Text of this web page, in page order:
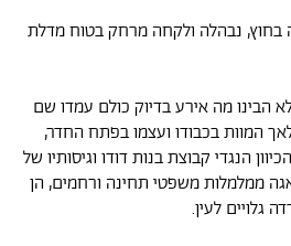
נבהלה ולקחה מרחק בטוח מדלת
הבינו מה אירע בדיוק כולם עמדו שם
המוות בכבודו ועצמו בפתח החדר,
הנגדי קבוצת בנות דודו וגיסותיו של
ממלמלות משפטי תחינה ורחמים, הן
גלויים לעין.